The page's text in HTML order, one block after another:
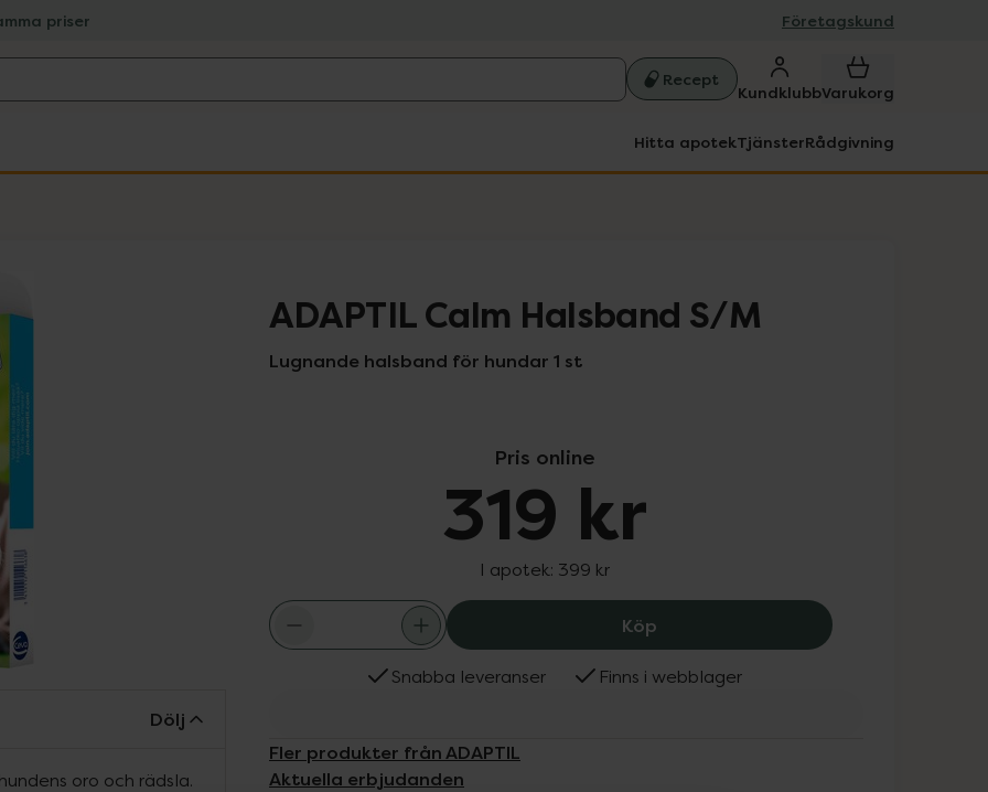
priser Företagskund
Recept
KundklubbVarukorg
Hitta apotekTjänsterRådgivning
ADAPTIL Calm Halsband S/M
Lugnande halsband för hundar 1 st
Pris online
319 kr
I apotek: 399 kr
Köp ADAPTIL Calm Halsband S/M, 319 kr.
Snabba leveranser Finns i webblager
Fler produkter från ADAPTIL
Aktuella erbjudanden
Dölj
oro och rädsla.